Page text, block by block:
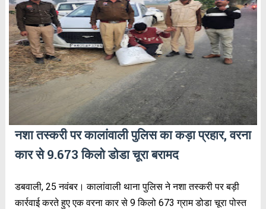
नशा तस्करी पर कालांवाली पुलिस का कड़ा प्रहार, वरना
कार से 9.673 किलो डोडा चूरा बरामद
डबवाली, 25 नवंबर। कालांवाली थाना पुलिस ने नशा तस्करी पर बड़ी
कार्रवाई करते हुए एक वरना कार से 9 किलो 673 ग्राम डोडा चूरा पोस्त